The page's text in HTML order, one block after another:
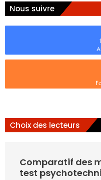
Nous suivre
Choix des lecteurs
Comparatif des
test